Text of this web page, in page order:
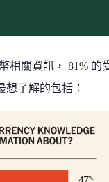
相關資訊， 81% 的
了解的包括：